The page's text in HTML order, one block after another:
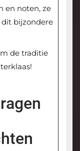
en noten, ze
bijzondere
de traditie